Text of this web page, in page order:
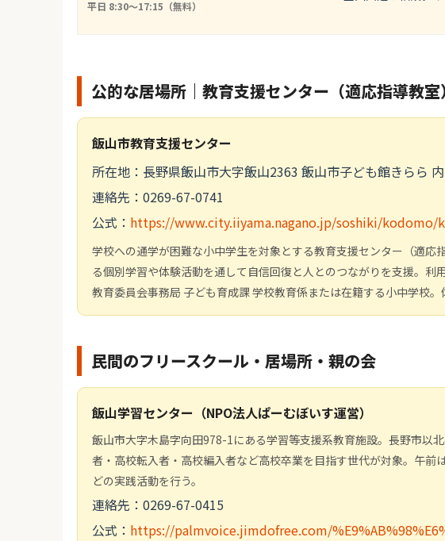
平日 8:30〜17:15（無料）
公的な居場所｜教育支援センター（適応指導教室）
飯山市教育支援センター
所在地：長野県飯山市大字飯山2363 飯山市子ども館きらら 内
連絡先：0269-67-0741
公式： https://www.city.iiyama.nagano.jp/soshiki/kodomo/
学校への通学が困難な小中学生を対象とする教育支援センター（適応
る個別学習や体験活動を通して自信回復と人とのつながりを支援。利
教育委員会事務局 子ども育成課 学校教育係または在籍する小中学校。
民間のフリースクール・居場所・親の会
飯山学習センター（NPO法人ぱーむぼいす運営）
飯山市大字木島字向田978-1にある学習等支援系教育施設。長野市以
者・高校転入者・高校編入者など高校卒業を目指す世代が対象。午前
どの実践活動を行う。
連絡先：0269-67-0415
公式： https://palmvoice.jimdofree.com/